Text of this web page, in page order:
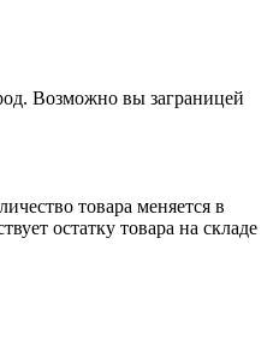
Возможно вы заграницей
товара меняется в
остатку товара на складе